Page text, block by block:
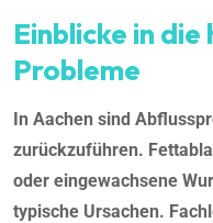
Einblicke in
Probleme
In Aachen sind
zurückzuführen.
oder eingewachsene
typische Ursachen.